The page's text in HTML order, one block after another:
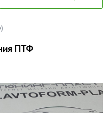
ПТФ